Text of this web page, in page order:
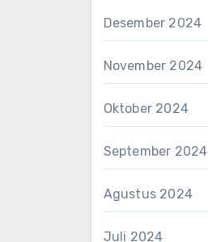
Desember 2024
November 2024
Oktober 2024
September 2024
Agustus 2024
Juli 2024